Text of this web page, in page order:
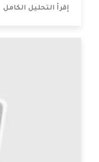
إقرأ التحليل الكامل